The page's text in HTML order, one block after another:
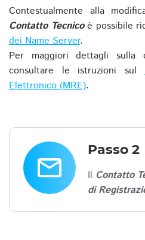
Contestualmente alla
Contatto Tecnicoè possibile
dei Name Server.
Per maggiori dettagli sulla
consultare le istruzioni sul
Elettronico (MRE).
email
Passo 2
Il Contatto
di